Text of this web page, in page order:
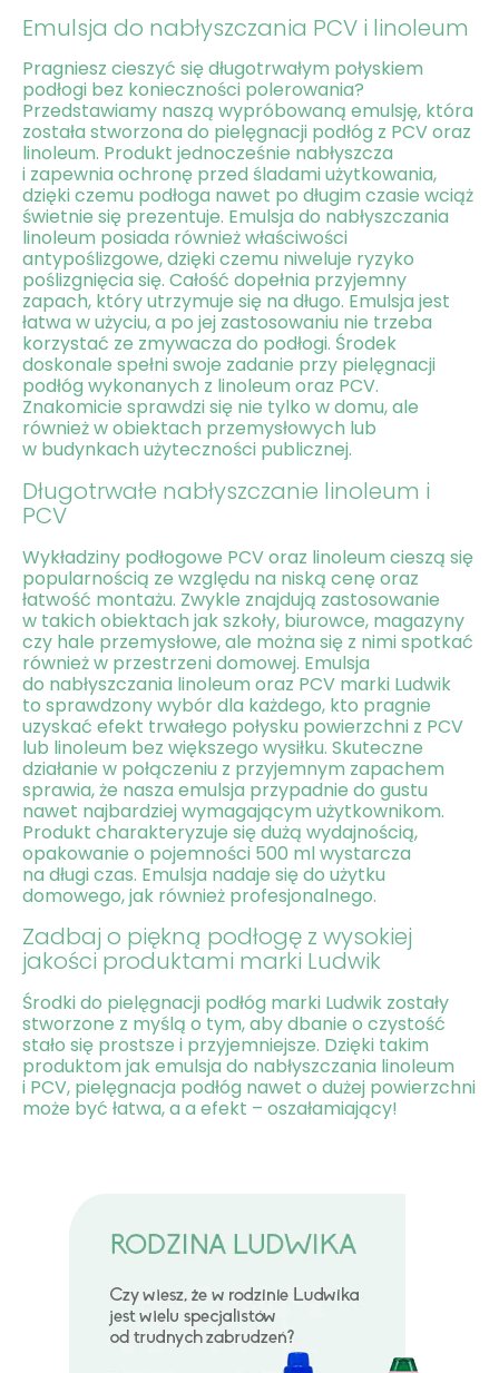
​Emulsja do nabłyszczania PCV i linoleum
Pragniesz cieszyć się długotrwałym połyskiem
podłogi bez konieczności polerowania?
Przedstawiamy naszą wypróbowaną emulsję, która
została stworzona do pielęgnacji podłóg z PCV oraz
linoleum. Produkt jednocześnie nabłyszcza
i zapewnia ochronę przed śladami użytkowania,
dzięki czemu podłoga nawet po długim czasie wciąż
świetnie się prezentuje. Emulsja do nabłyszczania
linoleum posiada również właściwości
antypoślizgowe, dzięki czemu niweluje ryzyko
poślizgnięcia się. Całość dopełnia przyjemny
zapach, który utrzymuje się na długo. Emulsja jest
łatwa w użyciu, a po jej zastosowaniu nie trzeba
korzystać ze zmywacza do podłogi. Środek
doskonale spełni swoje zadanie przy pielęgnacji
podłóg wykonanych z linoleum oraz PCV.
Znakomicie sprawdzi się nie tylko w domu, ale
również w obiektach przemysłowych lub
w budynkach użyteczności publicznej.
​Długotrwałe nabłyszczanie linoleum i
PCV
Wykładziny podłogowe PCV oraz linoleum cieszą się
popularnością ze względu na niską cenę oraz
łatwość montażu. Zwykle znajdują zastosowanie
w takich obiektach jak szkoły, biurowce, magazyny
czy hale przemysłowe, ale można się z nimi spotkać
również w przestrzeni domowej. Emulsja
do nabłyszczania linoleum oraz PCV marki Ludwik
to sprawdzony wybór dla każdego, kto pragnie
uzyskać efekt trwałego połysku powierzchni z PCV
lub linoleum bez większego wysiłku. Skuteczne
działanie w połączeniu z przyjemnym zapachem
sprawia, że nasza emulsja przypadnie do gustu
nawet najbardziej wymagającym użytkownikom.
Produkt charakteryzuje się dużą wydajnością,
opakowanie o pojemności 500 ml wystarcza
na długi czas. Emulsja nadaje się do użytku
domowego, jak również profesjonalnego.
​Zadbaj o piękną podłogę z wysokiej
jakości produktami marki Ludwik
Środki do pielęgnacji podłóg marki Ludwik zostały
stworzone z myślą o tym, aby dbanie o czystość
stało się prostsze i przyjemniejsze. Dzięki takim
produktom jak emulsja do nabłyszczania linoleum
i PCV, pielęgnacja podłóg nawet o dużej powierzchni
może być łatwa, a a efekt – oszałamiający!